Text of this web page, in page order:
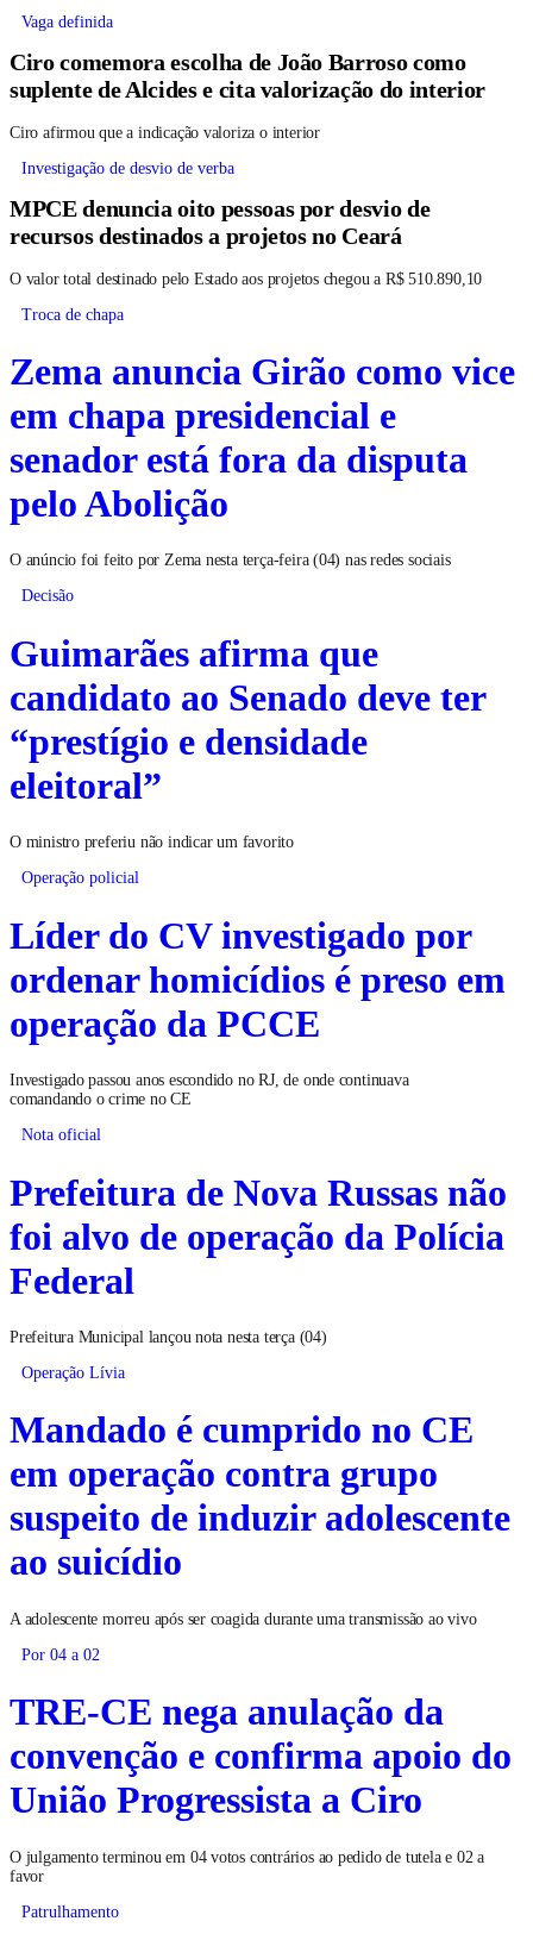
Vaga definida
Ciro comemora escolha de João Barroso como
suplente de Alcides e cita valorização do interior
Ciro afirmou que a indicação valoriza o interior
Investigação de desvio de verba
MPCE denuncia oito pessoas por desvio de
recursos destinados a projetos no Ceará
O valor total destinado pelo Estado aos projetos chegou a R$ 510.890,10
Troca de chapa
Zema anuncia Girão como vice
em chapa presidencial e
senador está fora da disputa
pelo Abolição
O anúncio foi feito por Zema nesta terça-feira (04) nas redes sociais
Decisão
Guimarães afirma que
candidato ao Senado deve ter
“prestígio e densidade
eleitoral”
O ministro preferiu não indicar um favorito
Operação policial
Líder do CV investigado por
ordenar homicídios é preso em
operação da PCCE
Investigado passou anos escondido no RJ, de onde continuava
comandando o crime no CE
Nota oficial
Prefeitura de Nova Russas não
foi alvo de operação da Polícia
Federal
Prefeitura Municipal lançou nota nesta terça (04)
Operação Lívia
Mandado é cumprido no CE
em operação contra grupo
suspeito de induzir adolescente
ao suicídio
A adolescente morreu após ser coagida durante uma transmissão ao vivo
Por 04 a 02
TRE-CE nega anulação da
convenção e confirma apoio do
União Progressista a Ciro
O julgamento terminou em 04 votos contrários ao pedido de tutela e 02 a
favor
Patrulhamento